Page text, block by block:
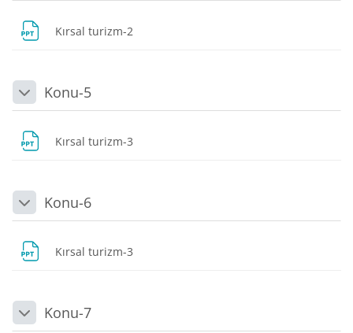
Kırsal turizm-2
DaraltKonu-5
Kırsal turizm-3
DaraltKonu-6
Kırsal turizm-3
DaraltKonu-7